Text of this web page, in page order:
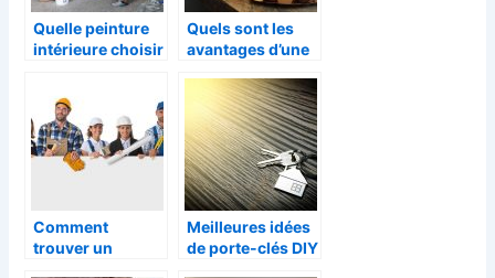
Quelle peinture
intérieure choisir
Quels sont les
avantages d’une
de bureau ?
Comment
trouver un
Meilleures idées
de porte-clés DIY